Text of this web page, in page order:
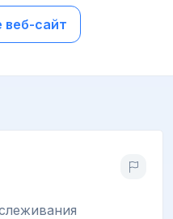
веб-сайт